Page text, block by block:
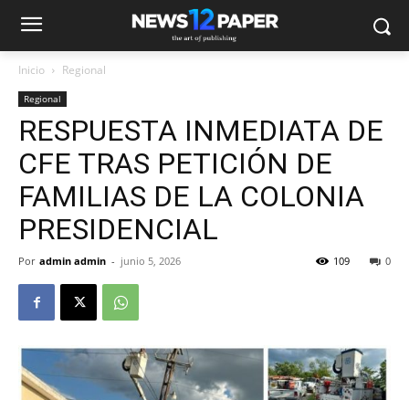
Inicio Regional
Regional
RESPUESTA INMEDIATA DE
CFE TRAS PETICIÓN DE
FAMILIAS DE LA COLONIA
PRESIDENCIAL
Por admin admin - junio 5, 2026 0
109